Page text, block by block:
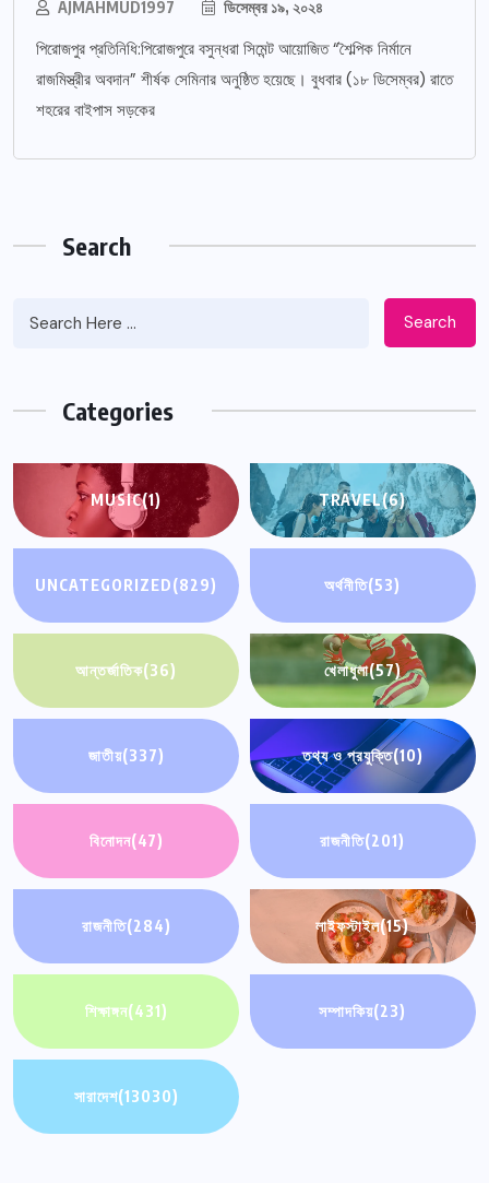
AJMAHMUD1997 ডিসেম্বর ১৯, ২০২৪
পিরোজপুর প্রতিনিধি:পিরোজপুরে বসুন্ধরা সিমেন্ট আয়োজিত “শৈল্পিক নির্মানে
রাজমিস্ত্রীর অবদান” শীর্ষক সেমিনার অনুষ্ঠিত হয়েছে। বুধবার (১৮ ডিসেম্বর) রাতে
শহরের বাইপাস সড়কের
Search
Search
Categories
MUSIC(1) TRAVEL(6)
UNCATEGORIZED(829) অর্থনীতি(53)
আন্তর্জাতিক(36) খেলাধুলা(57)
জাতীয়(337) তথ্য ও প্রযুক্তি(10)
বিনোদন(47) রাজনীতি(201)
রাজনীতি(284) লাইফস্টাইল(15)
শিক্ষাঙ্গন(431) সম্পাদকিয়(23)
সারাদেশ(13030)